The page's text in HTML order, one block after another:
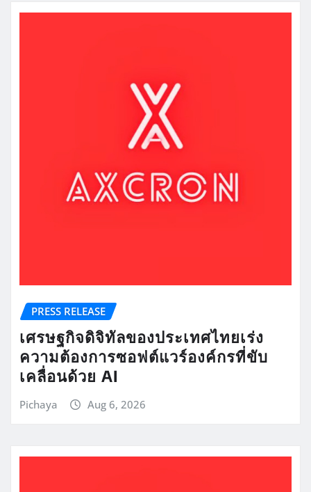
PRESS RELEASE
เศรษฐกิจดิจิทัลของประเทศไทยเร่ง
ความต้องการซอฟต์แวร์องค์กรที่ขับ
เคลื่อนด้วย AI
Pichaya Aug 6, 2026